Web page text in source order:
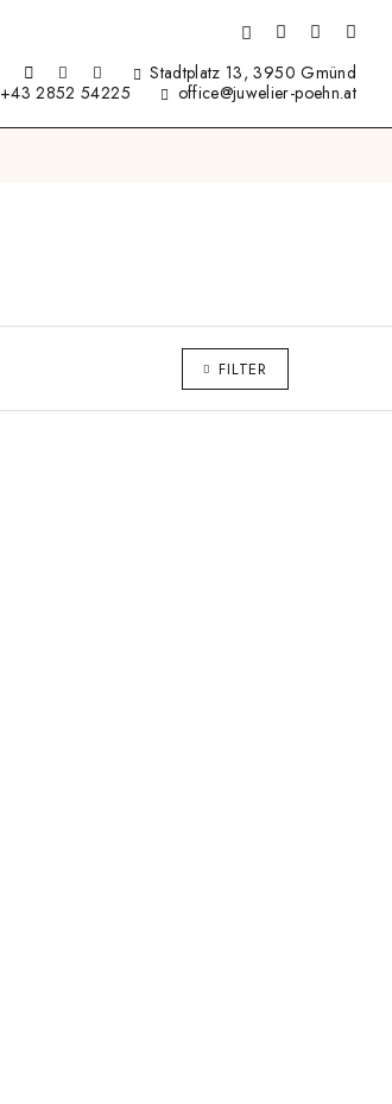
Stadtplatz 13, 3950 Gmünd
+43 2852 54225
office@juwelier-poehn.at
FILTER